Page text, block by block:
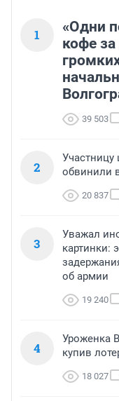
1
«Одни
кофе
39 503
2
Участницу
обвинили
20 837
3
Уважал
картинки:
об армии
19 240
4
Уроженка
купив
18 027